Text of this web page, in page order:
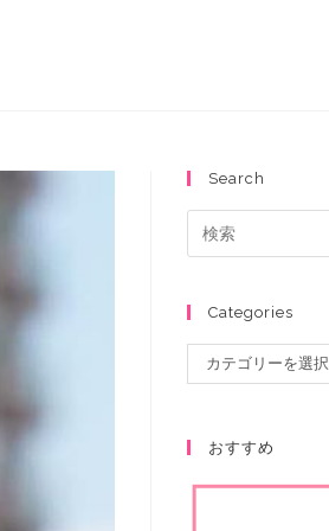
Search
Categories
カテゴリーを選択
おすすめ